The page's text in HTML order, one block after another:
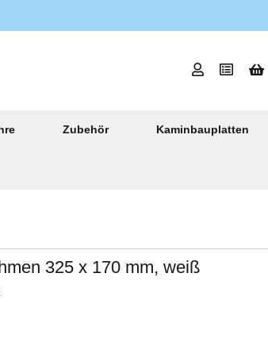
Zubehör Kaminbauplatten
325 x 170 mm, weiß